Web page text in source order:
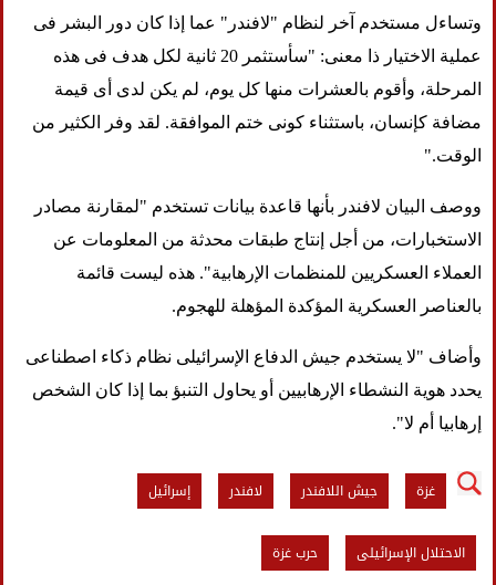
وتساءل مستخدم آخر لنظام "لافندر" عما إذا كان دور البشر فى
عملية الاختيار ذا معنى: "سأستثمر 20 ثانية لكل هدف فى هذه
المرحلة، وأقوم بالعشرات منها كل يوم، لم يكن لدى أى قيمة
مضافة كإنسان، باستثناء كونى ختم الموافقة. لقد وفر الكثير من
الوقت."
ووصف البيان لافندر بأنها قاعدة بيانات تستخدم "لمقارنة مصادر
الاستخبارات، من أجل إنتاج طبقات محدثة من المعلومات عن
العملاء العسكريين للمنظمات الإرهابية". هذه ليست قائمة
بالعناصر العسكرية المؤكدة المؤهلة للهجوم.
وأضاف "لا يستخدم جيش الدفاع الإسرائيلى نظام ذكاء اصطناعى
يحدد هوية النشطاء الإرهابيين أو يحاول التنبؤ بما إذا كان الشخص
إرهابيا أم لا".
غزة جيش اللافندر لافندر إسرائيل
الاحتلال الإسرائيلى حرب غزة